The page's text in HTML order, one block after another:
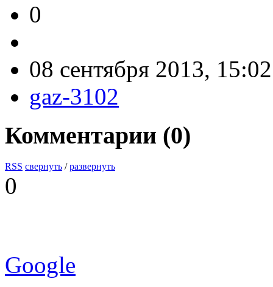
0
08 сентября 2013, 15:02
gaz-3102
Комментарии (0)
RSS свернуть /развернуть
0
Google